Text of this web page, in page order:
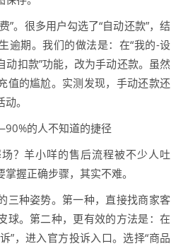
”。很多用户勾选了“自动还款”，结
逾期。我们的做法是：在“我的-设
动扣款”功能，改为手动还款。虽然
值的尴尬。实测发现，手动还款还
。
的人不知道的捷径
？羊小咩的售后流程被不少人吐
握正确步骤，其实不难。
三种姿势。第一种，直接找商家客
球。第二种，更有效的方法是：在
”，进入官方投诉入口。选择“商品